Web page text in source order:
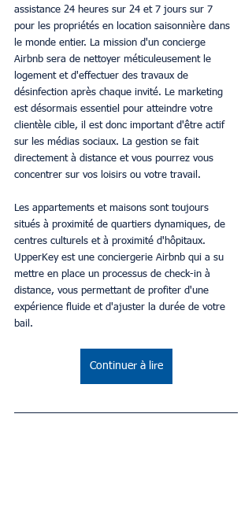
assistance 24 heures sur 24 et 7 jours sur 7
pour les propriétés en location saisonnière dans
le monde entier. La mission d'un concierge
Airbnb sera de nettoyer méticuleusement le
logement et d'effectuer des travaux de
désinfection après chaque invité. Le marketing
est désormais essentiel pour atteindre votre
clientèle cible, il est donc important d'être actif
sur les médias sociaux. La gestion se fait
directement à distance et vous pourrez vous
concentrer sur vos loisirs ou votre travail.
Les appartements et maisons sont toujours
situés à proximité de quartiers dynamiques, de
centres culturels et à proximité d'hôpitaux.
UpperKey est une conciergerie Airbnb qui a su
mettre en place un processus de check-in à
distance, vous permettant de profiter d'une
expérience fluide et d'ajuster la durée de votre
bail.
Continuer à lire